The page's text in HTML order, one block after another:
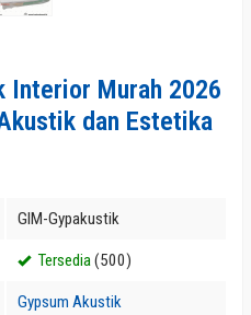
Interior Murah 2026
dan Estetika
GIM-Gypakustik
Tersedia (500)
Gypsum Akustik